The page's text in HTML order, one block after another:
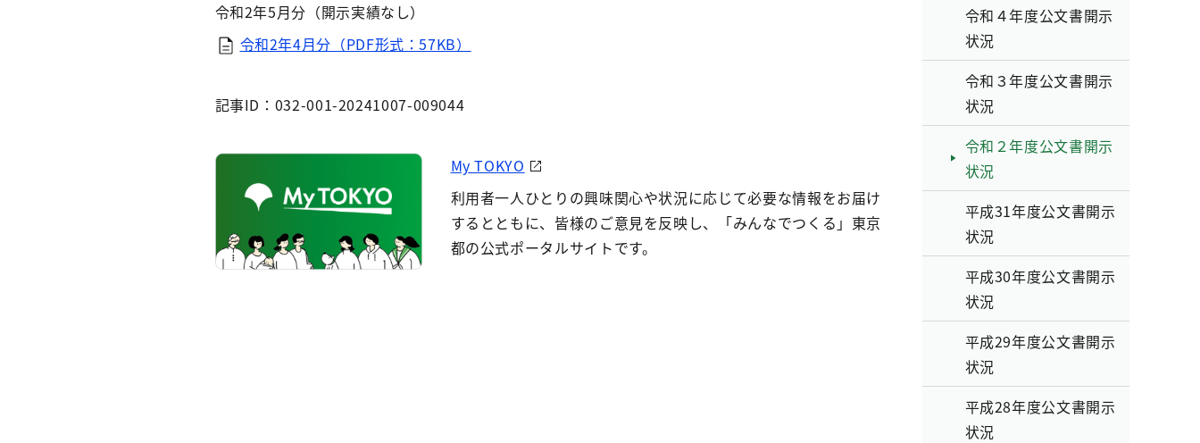
令和2年5月分（開示実績なし）
令和2年4月分（PDF形式：57KB）
記事ID：032-001-20241007-009044
My TOKYO
利用者一人ひとりの興味関心や状況に応じて必要な情報をお届け
するとともに、皆様のご意見を反映し、「みんなでつくる」東京
都の公式ポータルサイトです。
令和４年度公文書開示
状況
令和３年度公文書開示
状況
令和２年度公文書開示
状況
平成31年度公文書開示
状況
平成30年度公文書開示
状況
平成29年度公文書開示
状況
平成28年度公文書開示
状況